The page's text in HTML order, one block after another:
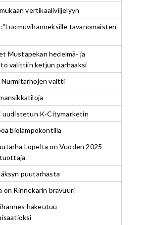
vertikaaliviljelyyn
tavanomaisten
Mustapekan hedelmä- ja
valittiin ketjun parhaaksi
valtti
uudistetun K-Citymarketin
biolämpökontilla
Lopelta on Vuoden 2025
puutarhasta
on Rinnekarin bravuuri
hakeutuu